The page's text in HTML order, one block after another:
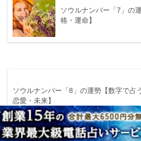
ソウルナンバー「7」の
格・運命】
ソウルナンバー「8」の運勢【数字で占
恋愛・未来】